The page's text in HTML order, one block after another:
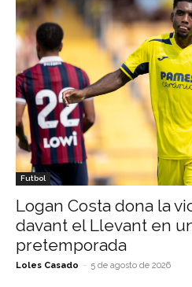
Futbol
Logan Costa dona la
davant el Llevant en
pretemporada
Loles Casado - 5 de agosto de 2026